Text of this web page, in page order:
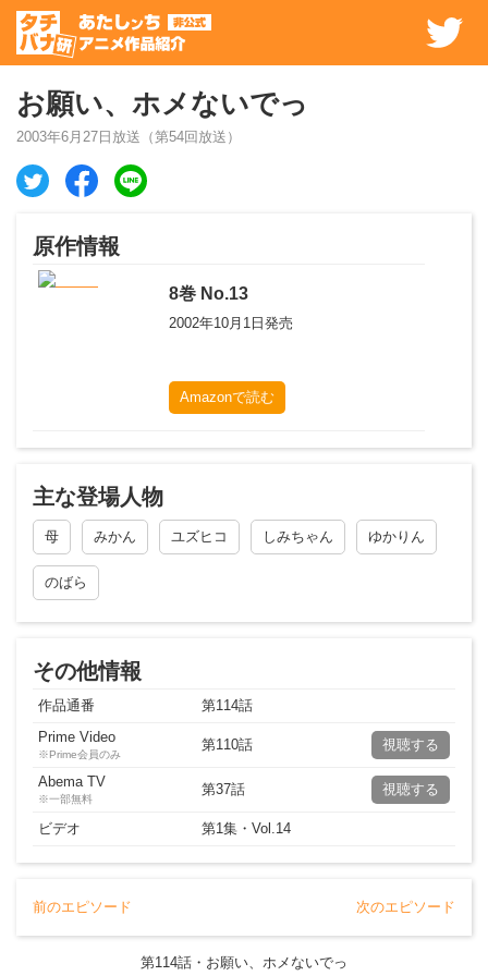
お願い、ホメないでっ
2003年6月27日 放送（第54回放送）
原作情報
8巻 No.13
2002年10月1日 発売
Amazonで読む
主な登場人物
母 みかん ユズヒコ しみちゃん ゆかりん
のばら
その他情報
作品通番 第114話
Prime Video
※Prime会員のみ
第110話 視聴する
Abema TV
※一部無料
第37話 視聴する
ビデオ 第1集・Vol.14
前のエピソード 次のエピソード
第114話・ お願い、ホメないでっ